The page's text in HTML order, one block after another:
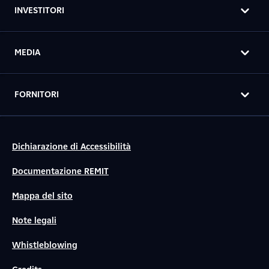
INVESTITORI
MEDIA
FORNITORI
Dichiarazione di Accessibilità
Documentazione REMIT
Mappa del sito
Note legali
Whistleblowing